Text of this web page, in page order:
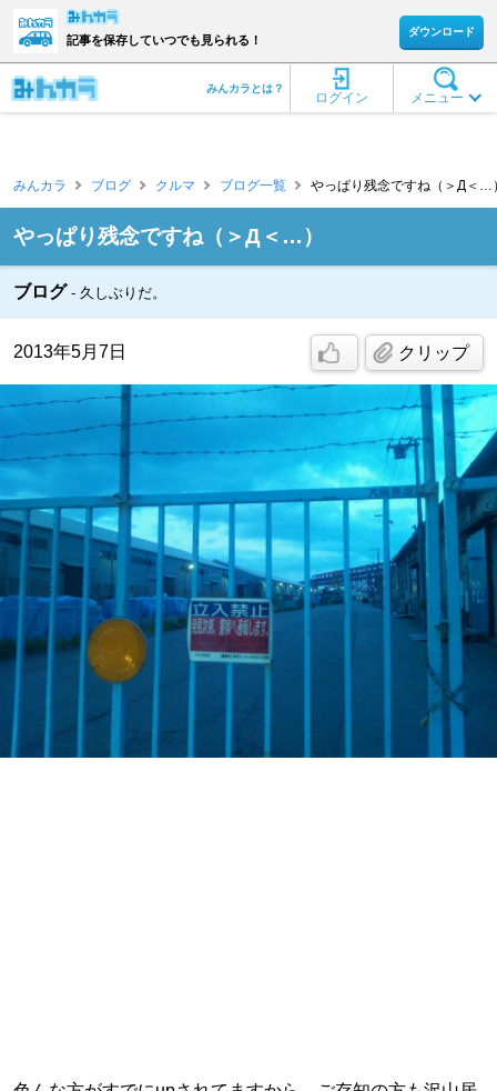
記事を保存していつでも見られる！
ダウンロード
メニュー
ログイン
みんカラとは？
みんカラ ブログ クルマ ブログ一覧 やっぱり残念ですね（＞Д＜…
やっぱり残念ですね（＞Д＜…）
ブログ 久しぶりだ。
2013年5月7日 クリップ